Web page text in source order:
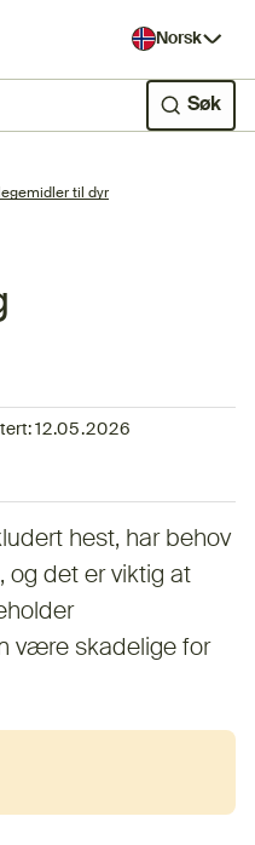
Norsk
Søk
til dyr
12.05.2026
hest, har behov
og det er viktig at
være skadelige for